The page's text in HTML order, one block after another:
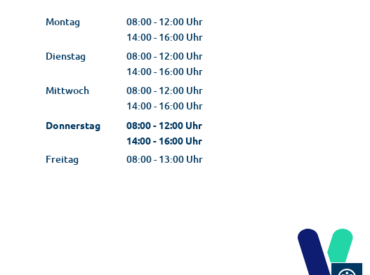
Montag 08:00-12:00 Uhr
Von 08:00 bis 12:00 Uhr
14:00-16:00 Uhr
Von 14:00 bis 16:00 Uhr
Dienstag 08:00-12:00 Uhr
Von 08:00 bis 12:00 Uhr
14:00-16:00 Uhr
Von 14:00 bis 16:00 Uhr
Mittwoch 08:00-12:00 Uhr
Von 08:00 bis 12:00 Uhr
14:00-16:00 Uhr
Von 14:00 bis 16:00 Uhr
Donnerstag 08:00- 12:00 Uhr
Von 08:00 bis 12:00 Uhr
14:00- 16:00 Uhr
Von 14:00 bis 16:00 Uhr
Freitag 08:00-13:00 Uhr